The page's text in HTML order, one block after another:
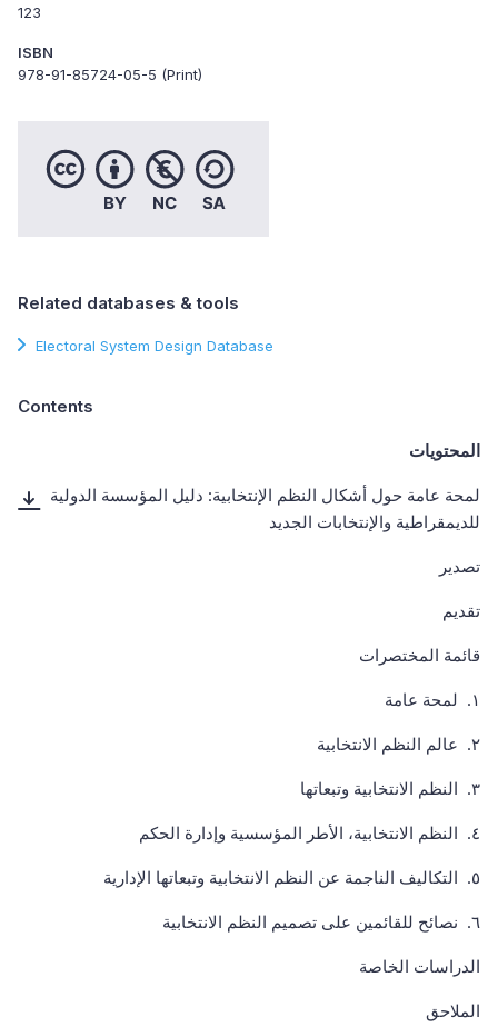
123
ISBN
978-91-85724-05-5 (Print)
Related databases & tools
Electoral System Design Database
Contents
المحتويات
لمحة عامة حول أشكال النظم الإنتخابية: دليل المؤسسة الدولية
للديمقراطية والإنتخابات الجديد
تصدير
تقديم
قائمة المختصرات
١. لمحة عامة
٢. عالم النظم الانتخابية
٣. النظم الانتخابية وتبعاتها
٤. النظم الانتخابية، الأطر المؤسسية وإدارة الحكم
٥. التكاليف الناجمة عن النظم الانتخابية وتبعاتها الإدارية
٦. نصائح للقائمين على تصميم النظم الانتخابية
الدراسات الخاصة
الملاحق